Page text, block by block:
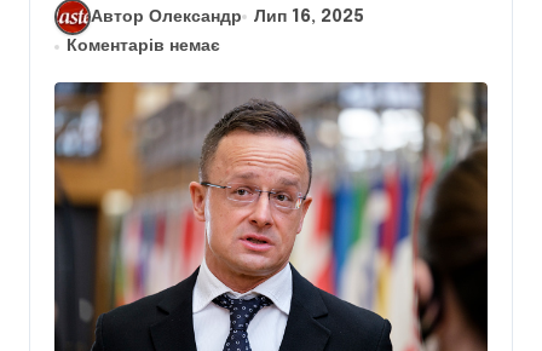
Автор Олександр
Лип 16, 2025
Коментарів немає